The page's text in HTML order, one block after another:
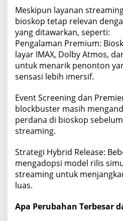
Meskipun layanan
bioskop tetap relevan
yang ditawarkan, seperti:
Pengalaman Premium:
layar IMAX, Dolby Atmos,
untuk menarik penonton
sensasi lebih imersif.
Event Screening dan
blockbuster masih
perdana di bioskop
streaming.
Strategi Hybrid Release:
mengadopsi model rilis
streaming untuk
luas.
Apa Perubahan Terbesar